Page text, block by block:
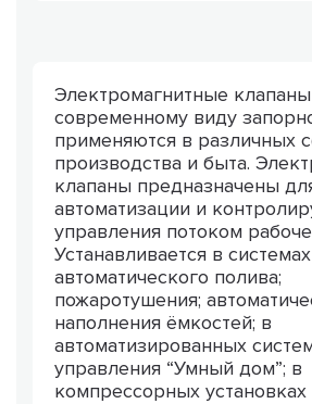
Электромагнитные клапаны
современному виду
применяются в различных
производства и быта.
клапаны предназначены
автоматизации и
управления потоком
Устанавливается в системах
автоматического полива;
пожаротушения;
наполнения ёмкостей; в
автоматизированных
управления “Умный дом”; в
компрессорных установках